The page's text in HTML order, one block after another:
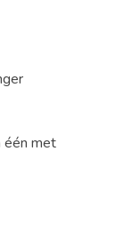
één met